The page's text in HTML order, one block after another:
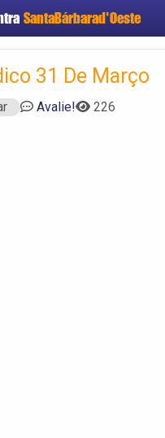
SantaBárbarad'Oeste
Cadastrar empresa
Criar conta
31 De Março
Avalie! 226